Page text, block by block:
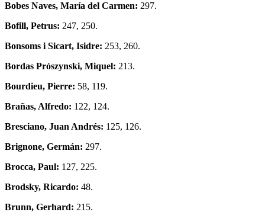
Bobes Naves, María del Carmen: 297.
Bofill, Petrus: 247, 250.
Bonsoms i Sicart, Isidre: 253, 260.
Bordas Prószynski, Miquel: 213.
Bourdieu, Pierre: 58, 119.
Brañas, Alfredo: 122, 124.
Bresciano, Juan Andrés: 125, 126.
Brignone, Germán: 297.
Brocca, Paul: 127, 225.
Brodsky, Ricardo: 48.
Brunn, Gerhard: 215.